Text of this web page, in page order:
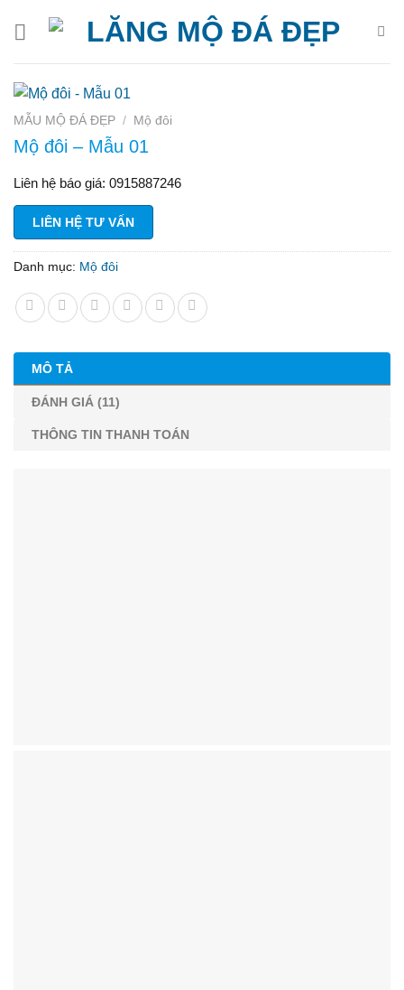
MẪU MỘ ĐÁ ĐẸP / Mộ đôi
Mộ đôi – Mẫu 01
Liên hệ báo giá: 0915887246
LIÊN HỆ TƯ VẤN
Danh mục: Mộ đôi
MÔ TẢ
ĐÁNH GIÁ (11)
THÔNG TIN THANH TOÁN